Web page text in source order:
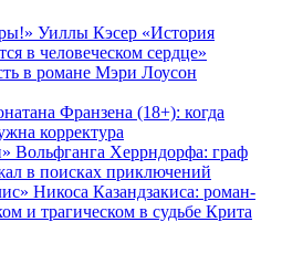
Уиллы Кэсер «История
в человеческом сердце»
в романе Мэри Лоусон
Франзена (18+): когда
корректура
Вольфганга Херрндорфа: граф
в поисках приключений
Никоса Казандзакиса: роман-
и трагическом в судьбе Крита